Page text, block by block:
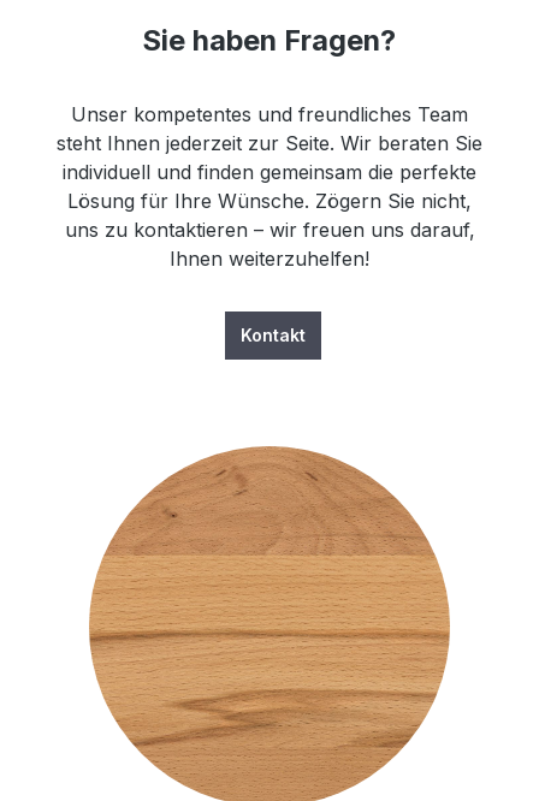
Sie haben Fragen?
Unser kompetentes und freundliches Team
steht Ihnen jederzeit zur Seite. Wir beraten Sie
individuell und finden gemeinsam die perfekte
Lösung für Ihre Wünsche. Zögern Sie nicht,
uns zu kontaktieren – wir freuen uns darauf,
Ihnen weiterzuhelfen!
Kontakt